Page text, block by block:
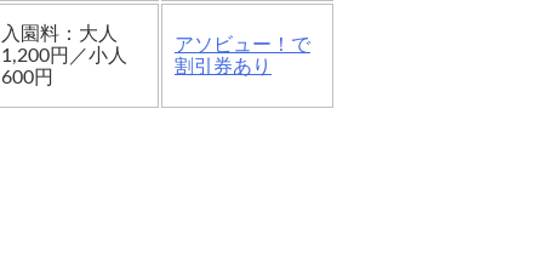
入園料：大人
1,200円／小人
600円
アソビュー！で
割引券あり